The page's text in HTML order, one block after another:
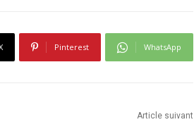
Pinterest WhatsApp
Article suivant